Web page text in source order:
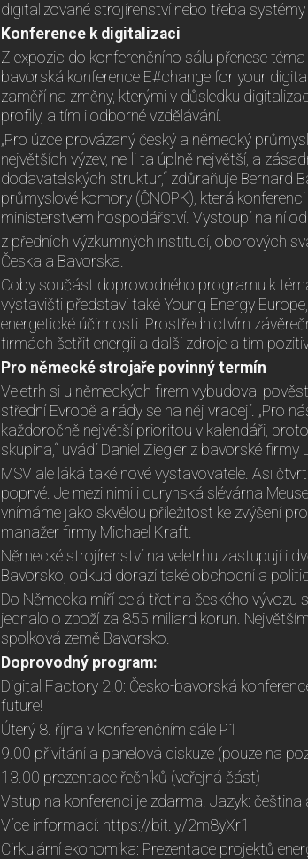
digitalizované strojírenství nebo třeba
Konference k digitalizaci
Z expozic do konferenčního sálu přenese
bavorská konference E#change for your
zaměří na změny, kterými v důsledku
profily, a tím i odborné vzdělávání.
„Pro úzce provázaný český a německý
největších výzev, ne-li ta úplně největší, a
dodavatelských struktur,“ zdůraňuje Bernard
průmyslové komory (ČNOPK), která
ministerstvem hospodářství. Vystoupí na ní
z předních výzkumných institucí, oborových
Česka a Bavorska.
Coby součást doprovodného programu k
výstavišti představí také Young Energy
energetické účinnosti. Prostřednictvím
firmách šetřit energii a další zdroje a tím
Pro německé strojaře povinný termín
Veletrh si u německých firem vybudoval
střední Evropě a rády se na něj vracejí. „Pro
každoročně největší prioritou v kalendáři,
skupina,“ uvádí Daniel Ziegler z bavorské firmy
MSV ale láká také nové vystavovatele. Asi
poprvé. Je mezi nimi i durynská slévárna
vnímáme jako skvělou příležitost ke zvýšení
manažer firmy Michael Kraft.
Německé strojírenství na veletrhu zastupují i
Bavorsko, odkud dorazí také obchodní a
Do Německa míří celá třetina českého
jednalo o zboží za 855 miliard korun.
spolková země Bavorsko.
Doprovodný program:
Digital Factory 2.0: Česko-bavorská
future!
Úterý 8. října v konferenčním sále P1
9.00 přivítání a panelová diskuze (pouze na
13.00 prezentace řečníků (veřejná část)
Vstup na konferenci je zdarma. Jazyk:
Více informací: https://bit.ly/2m8yXr1
Cirkulární ekonomika: Prezentace projektů